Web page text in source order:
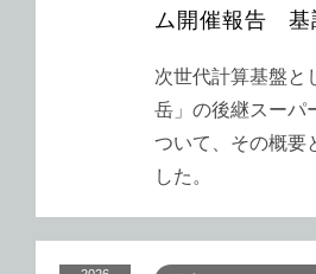
ム開催報告 基
次世代計算基盤と
岳」の後継スーパ
ついて、その概要
した。